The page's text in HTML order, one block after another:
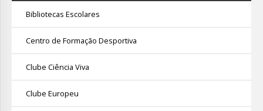
Bibliotecas Escolares
Centro de Formação Desportiva
Clube Ciência Viva
Clube Europeu